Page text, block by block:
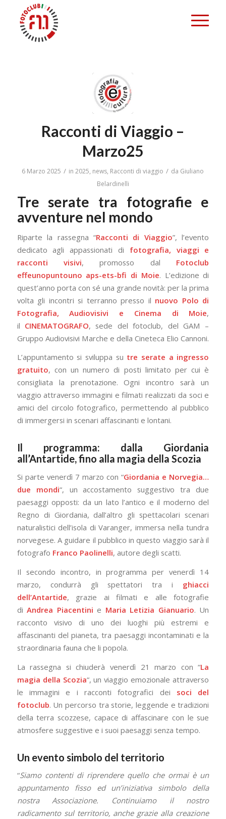
Racconti di Viaggio –
Marzo25
6 Marzo 2025 / in2025, news, Racconti di viaggio / da Giuliano
Belardinelli
Tre serate tra fotografie e
avventure nel mondo
Riparte la rassegna “Racconti di Viaggio”, l’evento
dedicato agli appassionati di fotografia, viaggi e
racconti visivi, promosso dal Fotoclub
effeunopuntouno aps-ets-bfi di Moie. L’edizione di
quest’anno porta con sé una grande novità: per la prima
volta gli incontri si terranno presso il nuovo Polo di
Fotografia, Audiovisivi e Cinema di Moie,
il CINEMATOGRAFO, sede del fotoclub, del GAM –
Gruppo Audiovisivi Marche e della Cineteca Elio Cannoni.
L’appuntamento si sviluppa su tre serate a ingresso
gratuito, con un numero di posti limitato per cui è
consigliata la prenotazione. Ogni incontro sarà un
viaggio attraverso immagini e filmati realizzati da soci e
amici del circolo fotografico, permettendo al pubblico
di immergersi in scenari affascinanti e lontani.
Il programma: dalla Giordania
all’Antartide, fino alla magia della Scozia
Si parte venerdì 7 marzo con “Giordania e Norvegia…
due mondi“, un accostamento suggestivo tra due
paesaggi opposti: da un lato l’antico e il moderno del
Regno di Giordania, dall’altro gli spettacolari scenari
naturalistici dell’isola di Varanger, immersa nella tundra
norvegese. A guidare il pubblico in questo viaggio sarà il
fotografo Franco Paolinelli, autore degli scatti.
Il secondo incontro, in programma per venerdì 14
marzo, condurrà gli spettatori tra i ghiacci
dell’Antartide, grazie ai filmati e alle fotografie
diAndrea Piacentini e Maria Letizia Gianuario. Un
racconto visivo di uno dei luoghi più estremi e
affascinanti del pianeta, tra paesaggi incontaminati e la
straordinaria fauna che li popola.
La rassegna si chiuderà venerdì 21 marzo con “La
magia della Scozia“, un viaggio emozionale attraverso
le immagini e i racconti fotografici dei soci del
fotoclub. Un percorso tra storie, leggende e tradizioni
della terra scozzese, capace di affascinare con le sue
atmosfere suggestive e i suoi paesaggi senza tempo.
Un evento simbolo del territorio
“Siamo contenti di riprendere quello che ormai è un
appuntamento fisso ed un’iniziativa simbolo della
nostra Associazione.
Continuiamo il nostro
radicamento sul territorio, anche grazie alla creazione